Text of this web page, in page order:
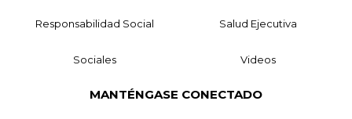
Responsabilidad Social Salud Ejecutiva
Sociales Videos
MANTÉNGASE CONECTADO